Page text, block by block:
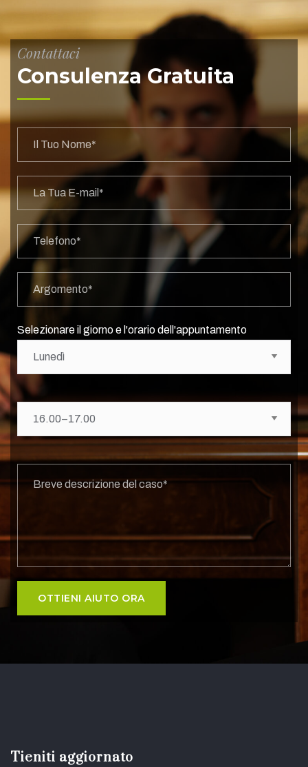
Contattaci
Consulenza Gratuita
Selezionare il giorno e l'orario dell'appuntamento
Tieniti aggiornato